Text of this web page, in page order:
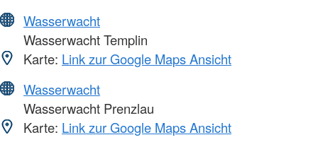
Wasserwacht
Wasserwacht Templin
Karte: Link zur Google Maps Ansicht
Wasserwacht
Wasserwacht Prenzlau
Karte: Link zur Google Maps Ansicht